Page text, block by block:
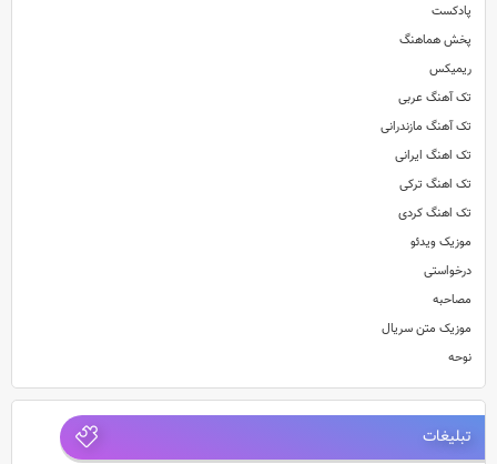
پادکست
پخش هماهنگ
ریمیکس
تک آهنگ عربی
تک آهنگ مازندرانی
تک اهنگ ایرانی
تک اهنگ ترکی
تک اهنگ کردی
موزیک ویدئو
درخواستی
مصاحبه
موزیک متن سریال
نوحه
تبلیغات